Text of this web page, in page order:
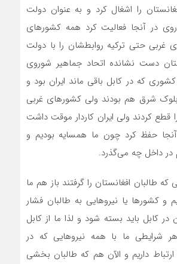
را اشغال کرد و به عنوان دولت
در آنجا فعالیت کرد همه کشورهای
غربی حتی ترکیه روابطشان را با دولت
دست نشانده اتحاد جماهیر شوروی
که در کابل باقی ماند ایران بود و
شرق هم بودند ولی کشورهای غربی
قطع کردند ولی ایران کاردار موقت داشت
حفظ کرد چون ما همسایه بودیم و
در داخل چه می‌گذرد.
که طالبان افغانستان را گرفتند باز هم ما
و کشورها یا نیروهایی به طالبان فشار
در کابل باید بسته شود و لذا ما از کابل
شرایطی ما با همه نیروهایی که در
داریم و الآن هم که طالبان بخشی